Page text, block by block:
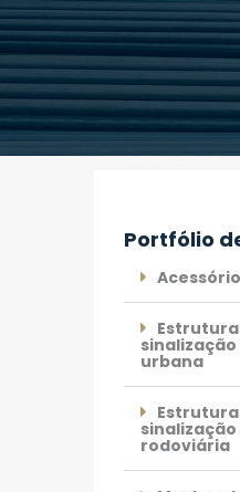
Portfólio
urbana
rodoviária